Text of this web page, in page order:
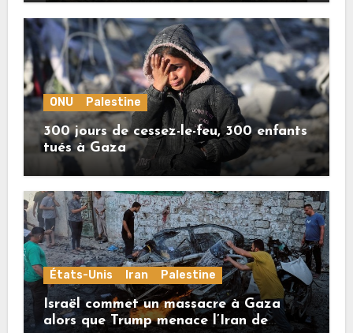
ONU Palestine
300 jours de cessez-le-feu, 300 enfants
tués à Gaza
États-Unis Iran Palestine
Israël commet un massacre à Gaza
alors que Trump menace l’Iran de